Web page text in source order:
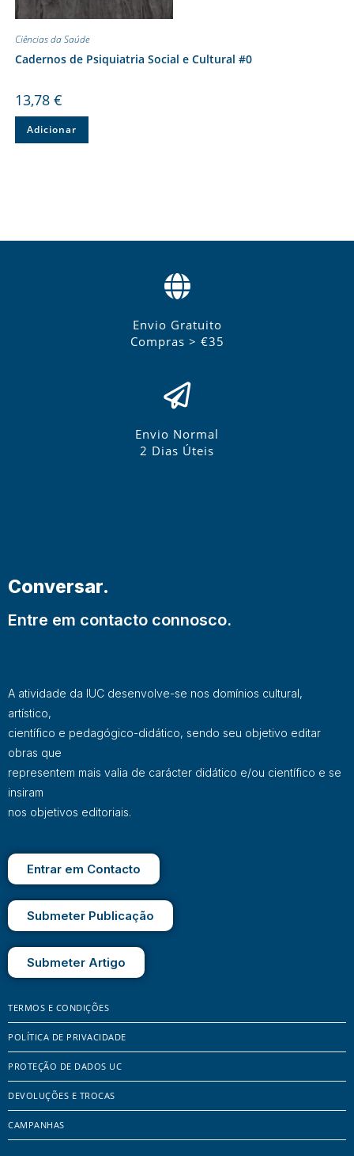
Ciências da Saúde
Cadernos de Psiquiatria Social e Cultural #0
13,78 €
Adicionar
Envio Gratuito
Compras > €35
Envio Normal
2 Dias Úteis
Conversar.
Entre em contacto connosco.
A atividade da IUC desenvolve-se nos domínios cultural,
artístico,
científico e pedagógico-didático, sendo seu objetivo editar
obras que
representem mais valia de carácter didático e/ou científico e se
insiram
nos objetivos editoriais.
Entrar em Contacto
Submeter Publicação
Submeter Artigo
TERMOS E CONDIÇÕES
POLÍTICA DE PRIVACIDADE
PROTEÇÃO DE DADOS UC
DEVOLUÇÕES E TROCAS
CAMPANHAS